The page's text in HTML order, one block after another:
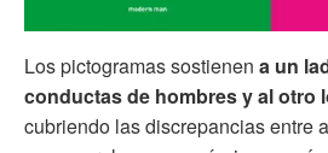
Los pictogramas sostienen a un
conductas de hombres y al otro
cubriendo las discrepancias entre